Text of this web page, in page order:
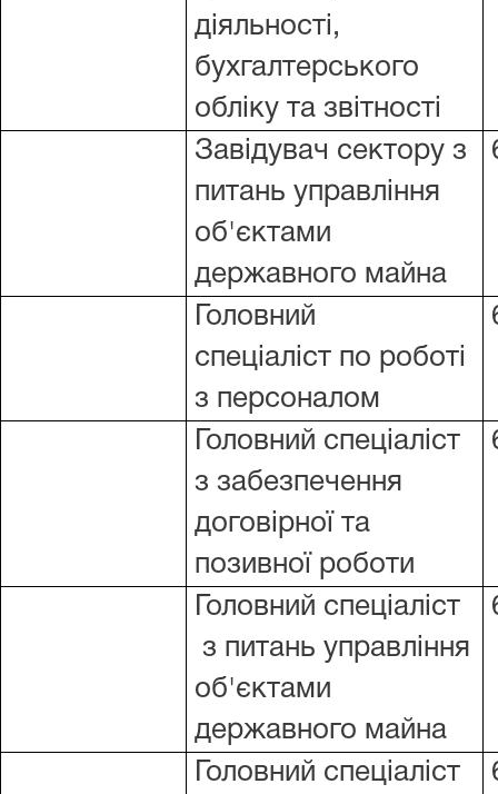
діяльності,
бухгалтерського
обліку та звітності
Завідувач сектору з
питань управління
об'єктами
державного майна
Головний
спеціаліст по роботі
з персоналом
Головний спеціаліст
з забезпечення
договірної та
позивної роботи
Головний спеціаліст
з питань управління
об'єктами
державного майна
Головний спеціаліст